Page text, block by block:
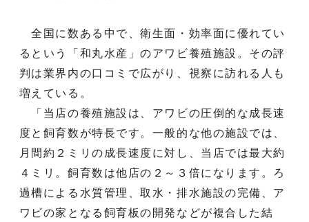
全国に数ある中で、衛生面・効率面に優れてい
るという「和丸水産」のアワビ養殖施設。その評
判は業界内の口コミで広がり、視察に訪れる人も
増えている。
「当店の養殖施設は、アワビの圧倒的な成長速
度と飼育数が特長です。一般的な他の施設では、
月間約２ミリの成長速度に対し、当店では最大約
４ミリ。飼育数は他店の２～３倍になります。ろ
過槽による水質管理、取水・排水施設の完備、ア
ワビの家となる飼育板の開発などが複合した結